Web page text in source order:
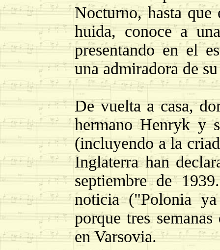
Nocturno, hasta
huida, conoce a
presentando en el
una admiradora de
De vuelta a casa,
hermano Henryk y
(incluyendo a la
Inglaterra han
septiembre de
noticia ("Polonia
porque tres
en Varsovia.